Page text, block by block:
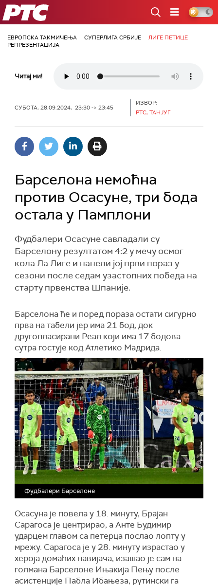
РТС
ЕВРОПСКА ТАКМИЧЕЊА СУПЕРЛИГА СРБИЈЕ
ЛИГЕ ПЕТИЦЕ
РЕПРЕЗЕНТАЦИЈА
Читај ми!
СУБОТА, 28.09.2024, 23:30 -> 23:45
ИЗВОР:
РТС, ТАНЈУГ
Барселона немоћна
против Осасуне, три бода
остала у Памплони
Фудбалери Осасуне савладали су
Барселону резултатом 4:2 у мечу осмог
кола Ла Лиге и нанели јој први пораз у
сезони после седам узастопних победа на
старту првенства Шпаније.
Барселона ће и поред пораза остати сигурно
прва на табели јер има 21 бод, док
другопласирани Реал који има 17 бодова
сутра гостује код Атлетико Мадрида.
Фудбалери Барселоне
Осасуна је повела у 18. минуту, Брајан
Сарагоса је центрирао, а Анте Будимир
ударцем главом са петерца послао лопту у
мрежу. Сарагоса је у 28. минуту израстао у
хероја домаћих навијача, изашао је сам на
голмана Барселоне Ињакија Пењу после
асистенције Пабла Ибањеза, рутински га